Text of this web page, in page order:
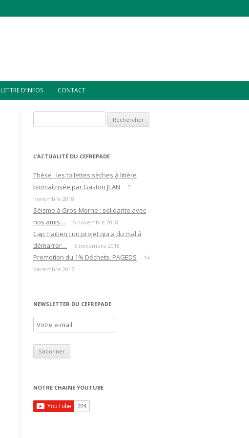
LETTRE D’INFOS CONTACT
L’ACTUALITÉ DU CEFREPADE
Thèse : les toilettes sèches à litière
biomaîtrisée par Gaston JEAN
5
novembre 2018
Séisme à Gros-Morne : solidarite avec
nos amis…
5 novembre 2018
Cap Haïtien : un projet qui a du mal à
démarrer…
5 novembre 2018
Promotion du 1% Déchets: PAGEDS
14
décembre 2017
NEWSLETTER DU CEFREPADE
NOTRE CHAINE YOUTUBE